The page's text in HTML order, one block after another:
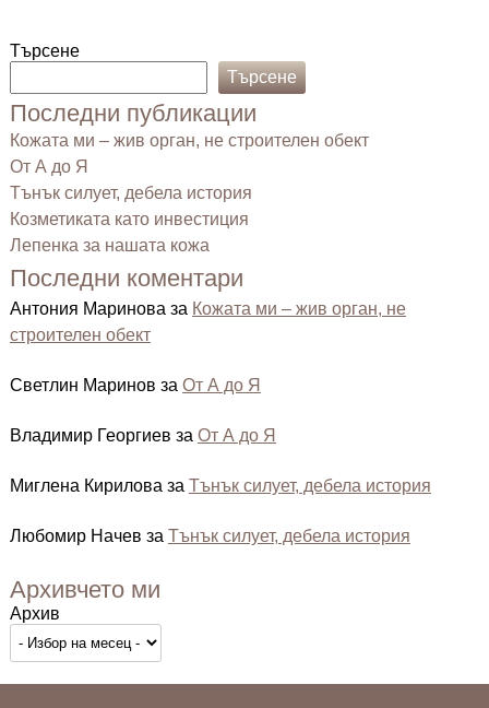
Търсене
Търсене
Последни публикации
Кожата ми – жив орган, не строителен обект
От А до Я
Тънък силует, дебела история
Козметиката като инвестиция
Лепенка за нашата кожа
Последни коментари
Антония Маринова за Кожата ми – жив орган, не
строителен обект
Светлин Маринов за От А до Я
Владимир Георгиев за От А до Я
Миглена Кирилова за Тънък силует, дебела история
Любомир Начев за Тънък силует, дебела история
Архивчето ми
Архив